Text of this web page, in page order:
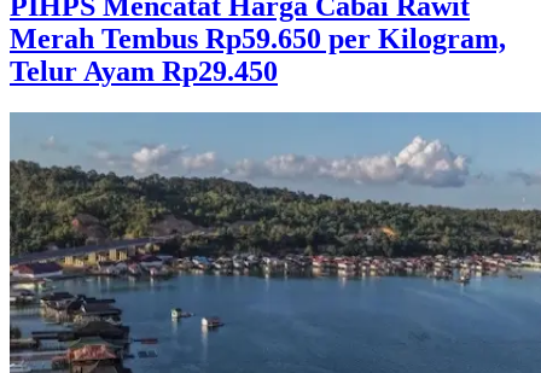
Merah Tembus Rp59.650 per Kilogram,
Telur Ayam Rp29.450